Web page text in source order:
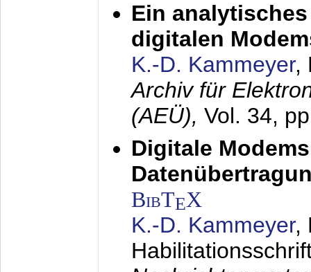
Ein
digitalen
K.-D. Kammeyer,
Archiv für
(AEÜ), Vol. 34,
Digitale
BibTEX
K.-D. Kammeyer,